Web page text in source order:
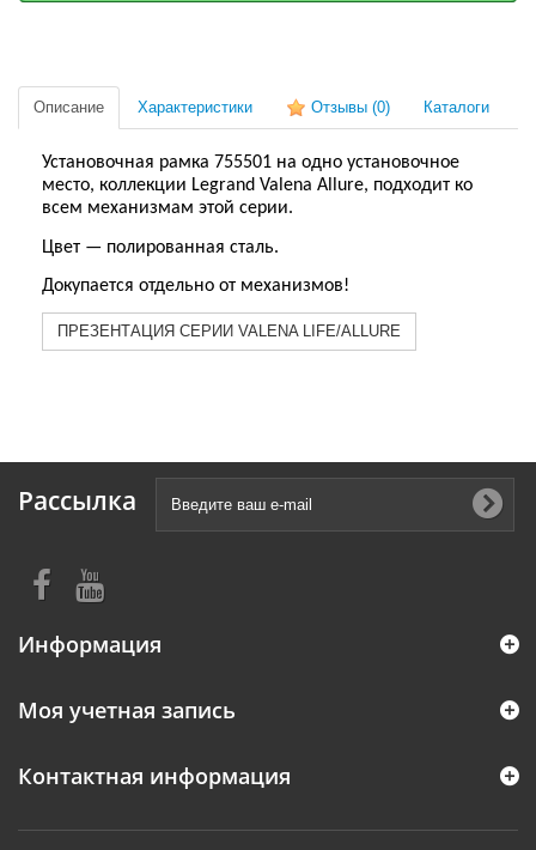
Описание Характеристики Отзывы (0) Каталоги
Установочная рамка 755501 на одно установочное
место, коллекции Legrand Valena Allure, подходит ко
всем механизмам этой серии.
Цвет — полированная сталь.
Докупается отдельно от механизмов!
ПРЕЗЕНТАЦИЯ СЕРИИ VALENA LIFE/ALLURE
Рассылка
Информация
Моя учетная запись
Контактная информация